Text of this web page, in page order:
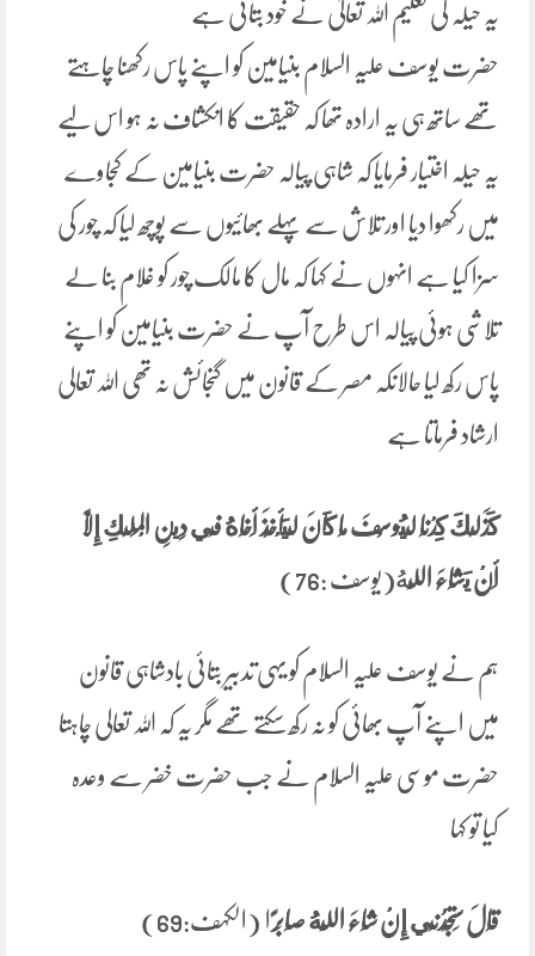
یہ حیلہ کی تعلیم اللہ تعالیٰ نے خود بتائی ہے
حضرت یوسف علیہ السلام بنیامین کو اپنے پاس رکھنا چاہتے
تھے ساتھ ہی یہ ارادہ تھا کہ حقیقت کا انکشاف نہ ہو اس لیے
یہ حیلہ اختیار فرمایا کہ شاہی پیالہ حضرت بنیامین کے کجاوے
میں رکھوا دیا اور تلاش سے پہلے بھائیوں سے پوچھ لیا کہ چور کی
سزا کیا ہے انہوں نے کہا کہ مال کا مالک چور کو غلام بنا لے
تلاشی ہوئی پیالہ اس طرح آپ نے حضرت بنیامین کو اپنے
پاس رکھ لیا حالانکہ مصر کے قانون میں گنجائش نہ تھی اللہ تعالی
ارشاد فرماتا ہے
كَذَلِكَ ‌كِدْنَا لِيُوسُفَ مَا كَانَ لِيَأْخُذَ أَخَاهُ فِي دِينِ الْمَلِكِ إِلَّا
أَنْ يَشَاءَ اللَّهُ(یوسف :76)
ہم نے یوسف علیہ السلام کو یہی تدبیر بتائی بادشاہی قانون
میں اپنے آپ بھائی کو نہ رکھ سکتے تھے مگر یہ کہ اللہ تعالی چاہتا
حضرت موسی علیہ السلام نے جب حضرت خضر سے وعدہ
کیا تو کہا
قَالَ ‌سَتَجِدُنِي إِنْ شَاءَ اللَّهُ صَابِرًا (الکہف:69)